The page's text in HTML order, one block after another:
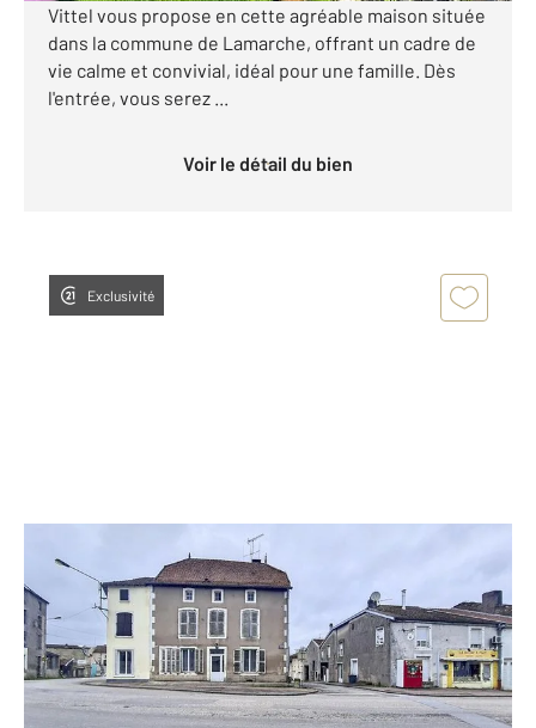
Vittel vous propose en cette agréable maison située
dans la commune de Lamarche, offrant un cadre de
vie calme et convivial, idéal pour une famille. Dès
l'entrée, vous serez ...
Voir le détail du bien
Exclusivité
LAMARCHE 88
135 m , 6 pièces
Ref : 4635
Maison à vendre
19 900 €
Visiter le site dédié